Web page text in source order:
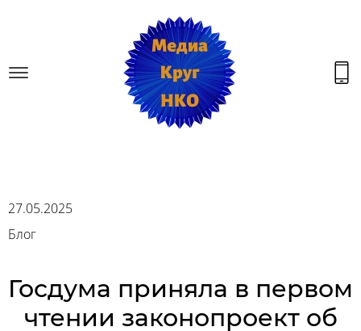
27.05.2025
Блог
Госдума приняла в первом
чтении законопроект об